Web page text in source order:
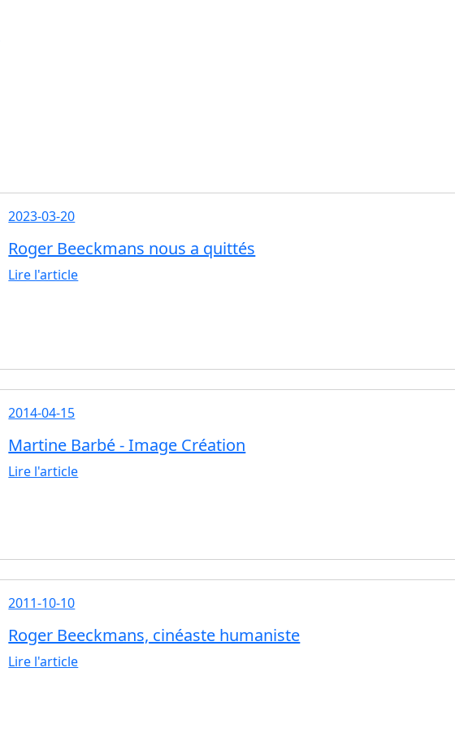
2023-03-20
Roger Beeckmans nous a quittés
Lire l'article
2014-04-15
Martine Barbé - Image Création
Lire l'article
2011-10-10
Roger Beeckmans, cinéaste humaniste
Lire l'article